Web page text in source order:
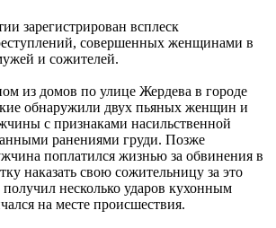
зарегистрирован всплеск
совершенных женщинами в
и сожителей.
из домов по улице Жердева в городе
обнаружили двух пьяных женщин и
с признаками насильственной
ранениями груди. Позже
поплатился жизнью за обвинения в
наказать свою сожительницу за это
несколько ударов кухонным
на месте происшествия.